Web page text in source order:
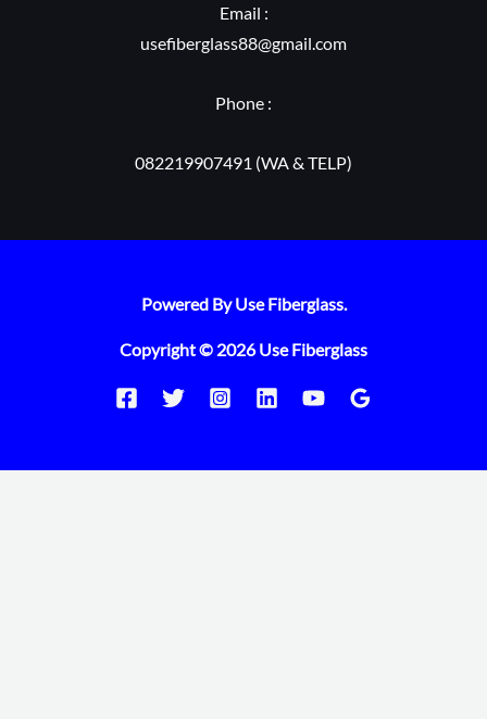
Email :
usefiberglass88@gmail.com
Phone :
082219907491 (WA & TELP)
Powered By Use Fiberglass.
Copyright © 2026 Use Fiberglass